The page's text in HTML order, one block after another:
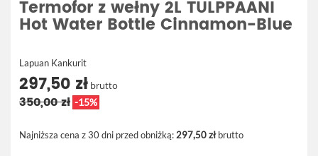
Termofor z wełny 2L TULPPAANI
Hot Water Bottle Cinnamon-Blue
Lapuan Kankurit
297,50 zł brutto
350,00 zł -15%
Najniższa cena z 30 dni przed obniżką: 297,50 złbrutto